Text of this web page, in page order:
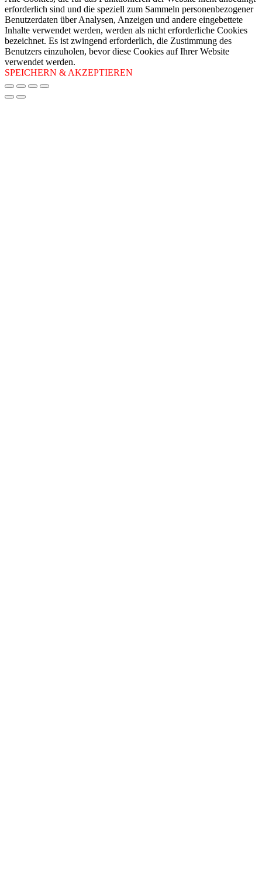
erforderlich sind und die speziell zum Sammeln personenbezogener
Benutzerdaten über Analysen, Anzeigen und andere eingebettete
Inhalte verwendet werden, werden als nicht erforderliche Cookies
bezeichnet. Es ist zwingend erforderlich, die Zustimmung des
Benutzers einzuholen, bevor diese Cookies auf Ihrer Website
verwendet werden.
SPEICHERN & AKZEPTIEREN